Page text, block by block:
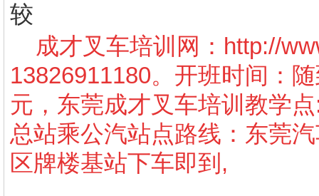
较
成才叉车培训网： http://
13826911180。开班时间：
元，东莞成才叉车培训教学
总站乘公汽站点路线：东莞
区牌楼基站下车即到,